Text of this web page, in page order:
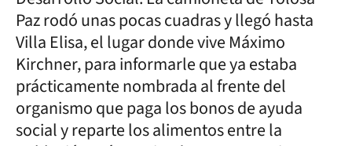
Paz rodó unas pocas cuadras y llegó hasta
Villa Elisa, el lugar donde vive Máximo
Kirchner, para informarle que ya estaba
prácticamente nombrada al frente del
organismo que paga los bonos de ayuda
social y reparte los alimentos entre la